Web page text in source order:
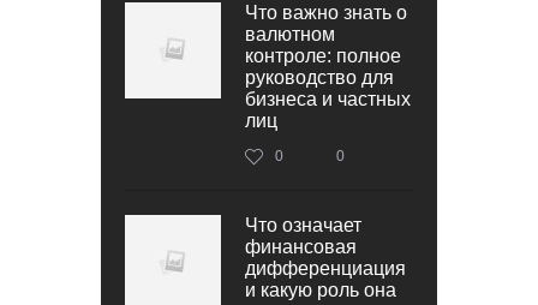
Что важно знать о
валютном
контроле: полное
руководство для
бизнеса и частных
лиц
0 0
Что означает
финансовая
дифференциация
и какую роль она